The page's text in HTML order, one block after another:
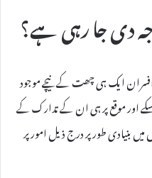
دی جا رہی ہے؟
ایک ہی چھت کے نیچے موجود
اور موقع پر ہی ان کے تدارک کے
بنیادی طور پر درج ذیل امور پر